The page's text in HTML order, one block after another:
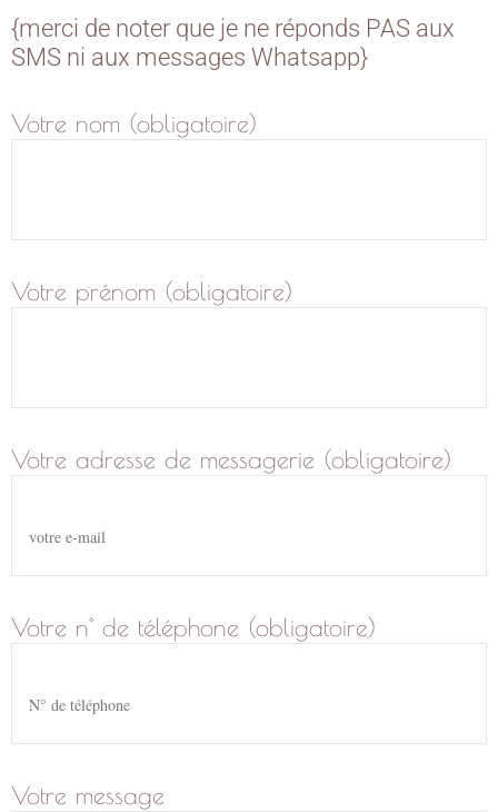
{merci de noter que je ne réponds PAS aux
SMS ni aux messages Whatsapp}
Votre nom (obligatoire)
Votre prénom (obligatoire)
Votre adresse de messagerie (obligatoire)
Votre n° de téléphone (obligatoire)
Votre message